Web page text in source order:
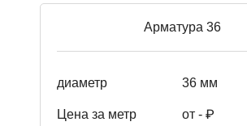
Арматура 36
диаметр 36 мм
Цена за метр от - ₽